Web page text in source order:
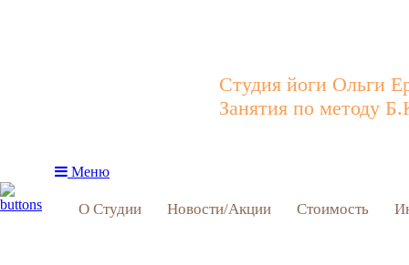
Студия йоги Ольги
Занятия по методу
Меню
О Студии Новости/Акции Стоимость